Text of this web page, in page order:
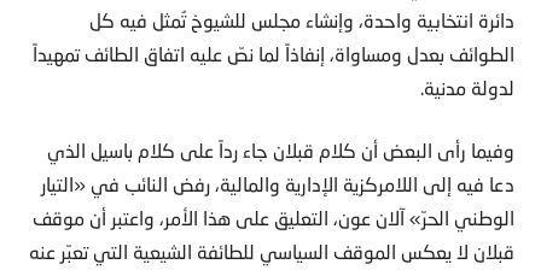
دائرة انتخابية واحدة، وإنشاء مجلس للشيوخ تُمثل فيه كل
الطوائف بعدل ومساواة، إنفاذاً لما نصّ عليه اتفاق الطائف تمهيداً
لدولة مدنية.
وفيما رأى البعض أن كلام قبلان جاء رداً على كلام باسيل الذي
دعا فيه إلى اللامركزية الإدارية والمالية، رفض النائب في «التيار
الوطني الحرّ» آلان عون، التعليق على هذا الأمر، واعتبر أن موقف
قبلان لا يعكس الموقف السياسي للطائفة الشيعية التي تعبّر عنه